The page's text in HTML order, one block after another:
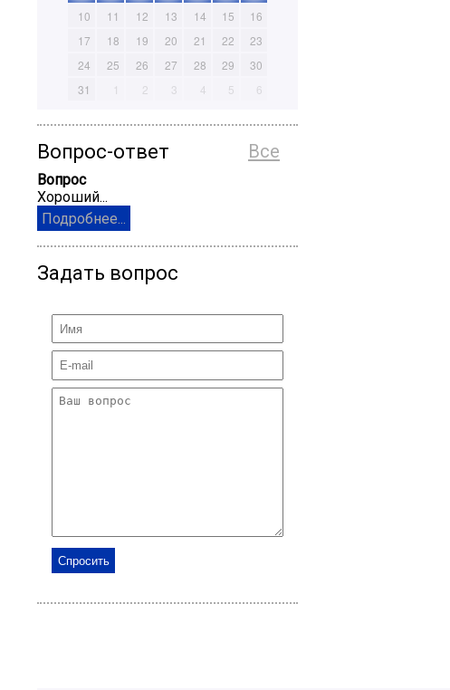
10 11 12 13 14 15
16
17
18 19 20 21 22
23
24
25 26 27 28 29
30
31
1 2 3 4 5 6
Все
Вопрос-ответ
Вопрос
Хороший...
Подробнее...
Задать вопрос